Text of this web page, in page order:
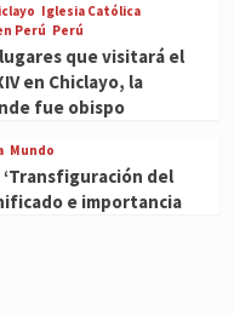
Iglesia Católica
Perú Perú
que visitará el
en Chiclayo, la
fue obispo
Mundo
del
e importancia